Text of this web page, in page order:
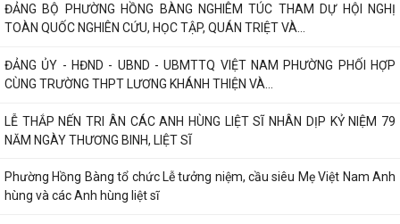
ĐẢNG BỘ PHƯỜNG HỒNG BÀNG NGHIÊM TÚC THAM DỰ HỘI NGHỊ
TOÀN QUỐC NGHIÊN CỨU, HỌC TẬP, QUÁN TRIỆT VÀ...
ĐẢNG ỦY - HĐND - UBND - UBMTTQ VIỆT NAM PHƯỜNG PHỐI HỢP
CÙNG TRƯỜNG THPT LƯƠNG KHÁNH THIỆN VÀ...
LỄ THẮP NẾN TRI ÂN CÁC ANH HÙNG LIỆT SĨ NHÂN DỊP KỶ NIỆM 79
NĂM NGÀY THƯƠNG BINH, LIỆT SĨ
Phường Hồng Bàng tổ chức Lễ tưởng niệm, cầu siêu Mẹ Việt Nam Anh
hùng và các Anh hùng liệt sĩ